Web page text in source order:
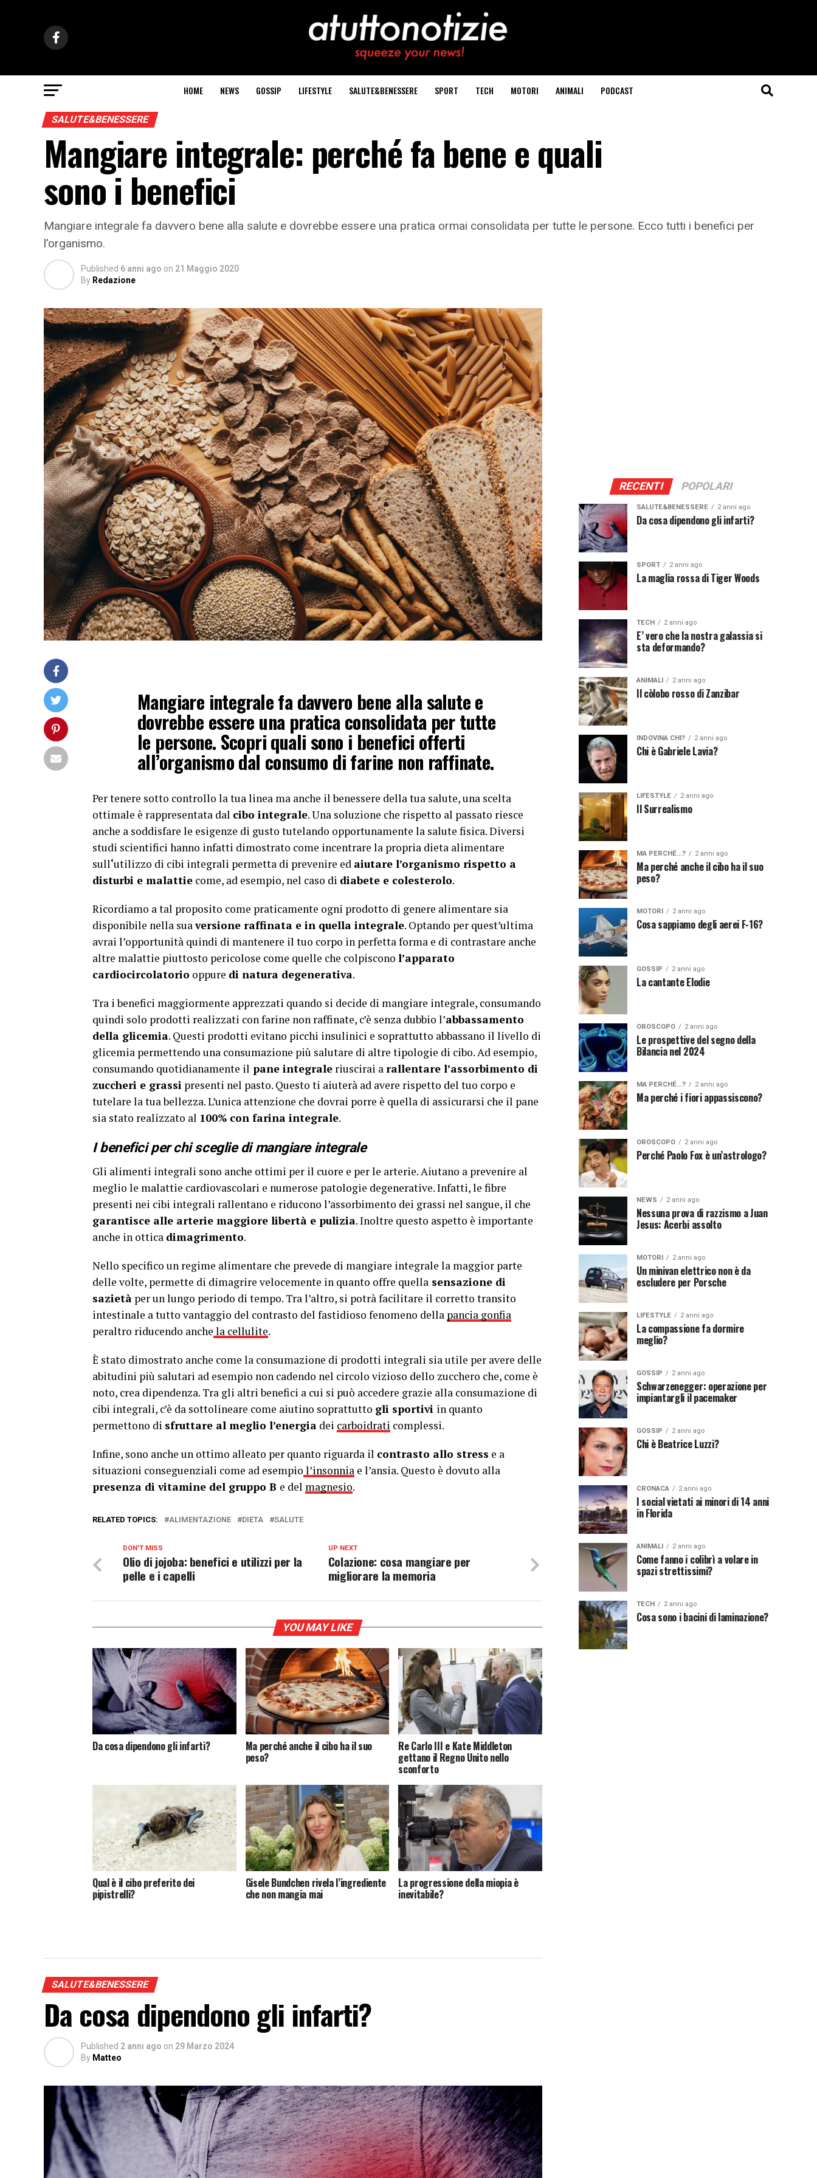
HOME NEWS GOSSIP LIFESTYLE SALUTE&BENESSERE SPORT TECH MOTORI ANIMALI PODCAST
SALUTE&BENESSERE
Mangiare integrale: perché fa bene e quali
sono i benefici
Mangiare integrale fa davvero bene alla salute e dovrebbe essere una pratica ormai consolidata per tutte le persone. Ecco tutti i benefici per
l’organismo.
Published 6 anni ago on 21 Maggio 2020
By Redazione
Mangiare integrale fa davvero bene alla salute e
dovrebbe essere una pratica consolidata per tutte
le persone. Scopri quali sono i benefici offerti
all’organismo dal consumo di farine non raffinate.
Per tenere sotto controllo la tua linea ma anche il benessere della tua salute, una scelta
ottimale è rappresentata dal cibo integrale. Una soluzione che rispetto al passato riesce
anche a soddisfare le esigenze di gusto tutelando opportunamente la salute fisica. Diversi
studi scientifici hanno infatti dimostrato come incentrare la propria dieta alimentare
sull‘utilizzo di cibi integrali permetta di prevenire ed aiutare l’organismo rispetto a
disturbi e malattie come, ad esempio, nel caso di diabete e colesterolo.
Ricordiamo a tal proposito come praticamente ogni prodotto di genere alimentare sia
disponibile nella suaversione raffinata e in quella integrale. Optando per quest’ultima
avrai l’opportunità quindi di mantenere il tuo corpo in perfetta forma e di contrastare anche
altre malattie piuttosto pericolose come quelle che colpiscono l’apparato
cardiocircolatorio oppure di natura degenerativa.
Tra i benefici maggiormente apprezzati quando si decide di mangiare integrale, consumando
quindi solo prodotti realizzati con farine non raffinate, c’è senza dubbio l’abbassamento
della glicemia. Questi prodotti evitano picchi insulinici e soprattutto abbassano il livello di
glicemia permettendo una consumazione più salutare di altre tipologie di cibo. Ad esempio,
consumando quotidianamente il pane integrale riuscirai arallentare l’assorbimento di
zuccheri e grassi presenti nel pasto. Questo ti aiuterà ad avere rispetto del tuo corpo e
tutelare la tua bellezza. L’unica attenzione che dovrai porre è quella di assicurarsi che il pane
sia stato realizzato al 100% con farina integrale.
I benefici per chi sceglie di mangiare integrale
Gli alimenti integrali sono anche ottimi per il cuore e per le arterie. Aiutano a prevenire al
meglio le malattie cardiovascolari e numerose patologie degenerative. Infatti, le fibre
presenti nei cibi integrali rallentano e riducono l’assorbimento dei grassi nel sangue, il che
garantisce alle arterie maggiore libertà e pulizia. Inoltre questo aspetto è importante
anche in ottica dimagrimento.
Nello specifico un regime alimentare che prevede di mangiare integrale la maggior parte
delle volte, permette di dimagrire velocemente in quanto offre quella sensazione di
sazietà per un lungo periodo di tempo. Tra l’altro, si potrà facilitare il corretto transito
intestinale a tutto vantaggio del contrasto del fastidioso fenomeno della pancia gonfia
peraltro riducendo anche la cellulite.
È stato dimostrato anche come la consumazione di prodotti integrali sia utile per avere delle
abitudini più salutari ad esempio non cadendo nel circolo vizioso dello zucchero che, come è
noto, crea dipendenza. Tra gli altri benefici a cui si può accedere grazie alla consumazione di
cibi integrali, c’è da sottolineare come aiutino soprattutto gli sportivi in quanto
permettono di sfruttare al meglio l’energia dei carboidrati complessi.
Infine, sono anche un ottimo alleato per quanto riguarda il contrasto allo stress e a
situazioni conseguenziali come ad esempio l’insonnia e l’ansia. Questo è dovuto alla
presenza di vitamine del gruppo B e del magnesio.
RELATED TOPICS: ALIMENTAZIONE DIETA SALUTE
UP NEXT
Colazione: cosa mangiare per
migliorare la memoria
DON'T MISS
Olio di jojoba: benefici e utilizzi per la
pelle e i capelli
YOU MAY LIKE
Da cosa dipendono gli infarti? Ma perché anche il cibo ha il suo
peso?
Re Carlo III e Kate Middleton
gettano il Regno Unito nello
sconforto
Qual è il cibo preferito dei
pipistrelli?
Gisele Bundchen rivela l’ingrediente
che non mangia mai
La progressione della miopia è
inevitabile?
SALUTE&BENESSERE
Da cosa dipendono gli infarti?
Published 2 anni ago on 29 Marzo 2024
By Matteo
RECENTI POPOLARI
SALUTE&BENESSERE 2 anni ago
Da cosa dipendono gli infarti?
SPORT 2 anni ago
La maglia rossa di Tiger Woods
TECH 2 anni ago
E’ vero che la nostra galassia si
sta deformando?
ANIMALI 2 anni ago
Il còlobo rosso di Zanzibar
INDOVINA CHI? 2 anni ago
Chi è Gabriele Lavia?
LIFESTYLE 2 anni ago
Il Surrealismo
MA PERCHÉ...? 2 anni ago
Ma perché anche il cibo ha il suo
peso?
MOTORI 2 anni ago
Cosa sappiamo degli aerei F-16?
GOSSIP 2 anni ago
La cantante Elodie
OROSCOPO 2 anni ago
Le prospettive del segno della
Bilancia nel 2024
MA PERCHÉ...? 2 anni ago
Ma perché i fiori appassiscono?
OROSCOPO 2 anni ago
Perché Paolo Fox è un’astrologo?
NEWS 2 anni ago
Nessuna prova di razzismo a Juan
Jesus: Acerbi assolto
MOTORI 2 anni ago
Un minivan elettrico non è da
escludere per Porsche
LIFESTYLE 2 anni ago
La compassione fa dormire
meglio?
GOSSIP 2 anni ago
Schwarzenegger: operazione per
impiantargli il pacemaker
GOSSIP 2 anni ago
Chi è Beatrice Luzzi?
CRONACA 2 anni ago
I social vietati ai minori di 14 anni
in Florida
ANIMALI 2 anni ago
Come fanno i colibrì a volare in
spazi strettissimi?
TECH 2 anni ago
Cosa sono i bacini di laminazione?